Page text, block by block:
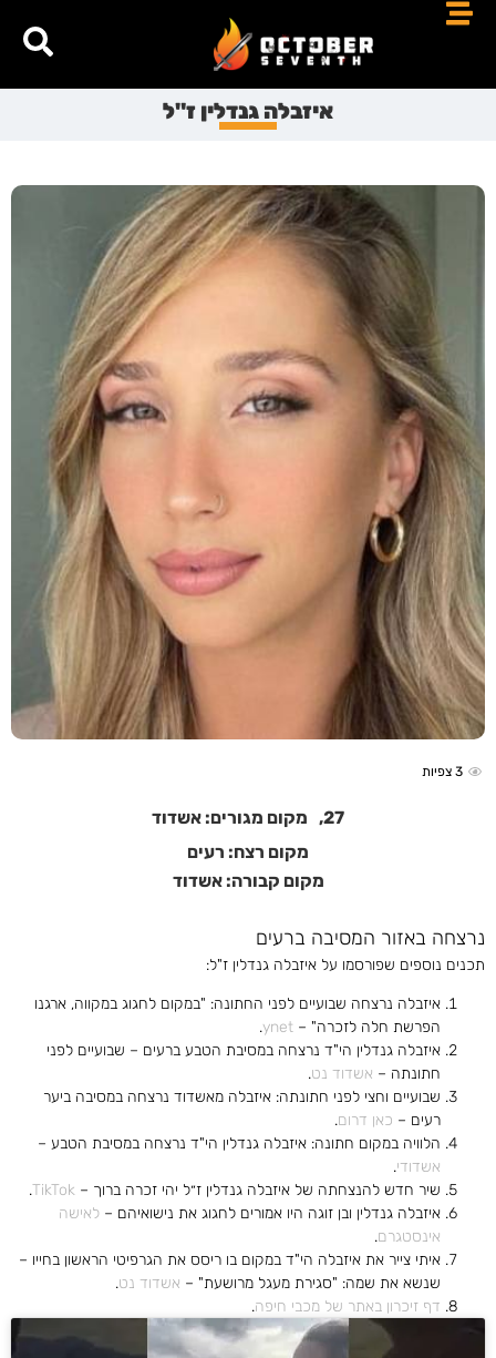
איזבלה גנדלין ז"ל
3 צפיות
27,
מקום מגורים: אשדוד
מקום רצח: רעים
מקום קבורה: אשדוד
נרצחה באזור המסיבה ברעים
תכנים נוספים שפורסמו על איזבלה גנדלין ז"ל:
איזבלה נרצחה שבועיים לפני החתונה: "במקום לחגוג במקווה, ארגנו
הפרשת חלה לזכרה" – ynet
.
איזבלה גנדלין הי"ד נרצחה במסיבת הטבע ברעים – שבועיים לפני
חתונתה – אשדוד נט.
שבועיים וחצי לפני חתונתה: איזבלה מאשדוד נרצחה במסיבה ביער
רעים – כאן דרום.
הלוויה במקום חתונה: איזבלה גנדלין הי"ד נרצחה במסיבת הטבע –
אשדודי.
שיר חדש להנצחתה של איזבלה גנדלין ז״ל יהי זכרה ברוך – TikTok
.
איזבלה גנדלין ובן זוגה היו אמורים לחגוג את נישואיהם – לאישה
אינסטגרם.
איתי צייר את איזבלה הי"ד במקום בו ריסס את הגרפיטי הראשון בחייו –
שנשא את שמה: "סגירת מעגל מרושעת" – אשדוד נט.
דף זיכרון באתר של מכבי חיפה.